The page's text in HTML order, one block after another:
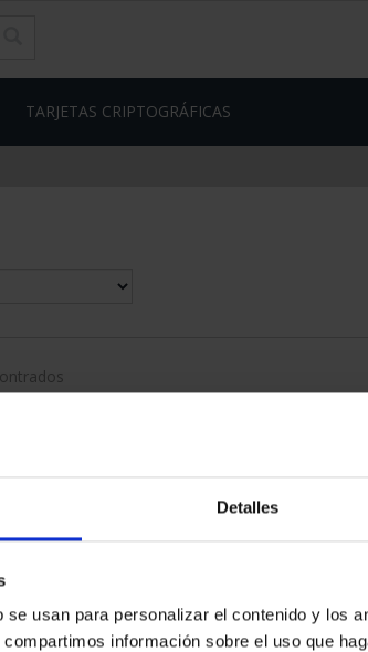
Detalles
usan para personalizar el contenido y los
información sobre el uso que
TARJETAS CRIPTOGRÁFICAS